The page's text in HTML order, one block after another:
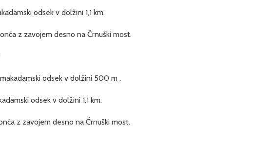
odsek v dolžini 1,1 km.
z zavojem desno na Črnuški most.
odsek v dolžini 500 m .
odsek v dolžini 1,1 km.
z zavojem desno na Črnuški most.